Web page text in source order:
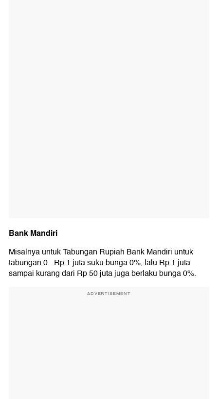
Bank Mandiri
Misalnya untuk Tabungan Rupiah Bank Mandiri untuk
tabungan 0 - Rp 1 juta suku bunga 0%, lalu Rp 1 juta
sampai kurang dari Rp 50 juta juga berlaku bunga 0%.
ADVERTISEMENT